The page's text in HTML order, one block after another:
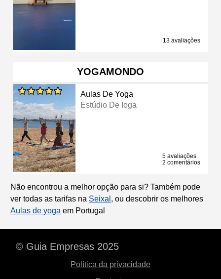
13 avaliações
YOGAMONDO
Aulas De Yoga
Estúdio De Ioga
5 avaliações
2 comentários
Não encontrou a melhor opção para si? Também pode
ver todas as tarifas na Seixal , ou descobrir os melhores
Aulas de yoga em Portugal
© Guia Empresas 2025
Política da privacidade